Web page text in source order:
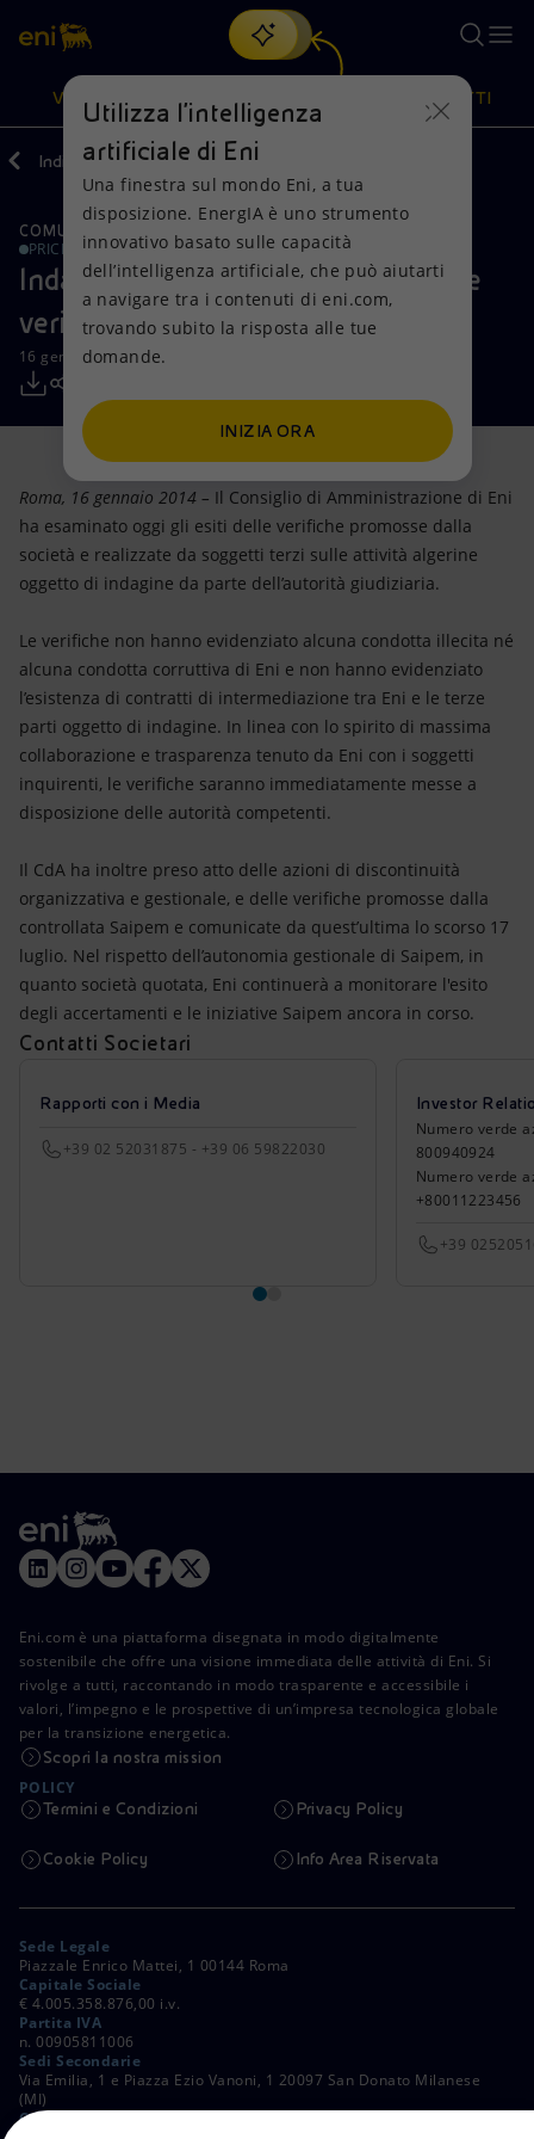
Cerca
scopri EnergIA, la nostra nuova soluzione di intelligenza
artificiale.
VISIONE
Visione
Mission e valori
Persone e Partnership
Net Zero
Modello satellitare
Energia accessibile
Innovazione
Scenari energetici
Azioni
Diversificazione energetica
Tecnologie per la transizione
Collaborazioni per l'innovazione
Attività nel mondo
PRODOTTI
Prodotti
Imprese
Mobilità
Indietro Media Comunicati Stampa
COMUNICAZIONI CDA
PRICE SENSITIVE
Indagini Algeria: CdA Eni esamina le
verifiche eseguite da soggetti terzi
16 gennaio 2014 - 14:37 CET
Roma, 16 gennaio 2014 – Il Consiglio di Amministrazione di Eni
ha esaminato oggi gli esiti delle verifiche promosse dalla
società e realizzate da soggetti terzi sulle attività algerine
oggetto di indagine da parte dell’autorità giudiziaria.
Le verifiche non hanno evidenziato alcuna condotta illecita né
alcuna condotta corruttiva di Eni e non hanno evidenziato
l’esistenza di contratti di intermediazione tra Eni e le terze
parti oggetto di indagine. In linea con lo spirito di massima
collaborazione e trasparenza tenuto da Eni con i soggetti
inquirenti, le verifiche saranno immediatamente messe a
disposizione delle autorità competenti.
Il CdA ha inoltre preso atto delle azioni di discontinuità
organizzativa e gestionale, e delle verifiche promosse dalla
controllata Saipem e comunicate da quest’ultima lo scorso 17
luglio. Nel rispetto dell’autonomia gestionale di Saipem, in
quanto società quotata, Eni continuerà a monitorare l'esito
degli accertamenti e le iniziative Saipem ancora in corso.
Contatti Societari
Rapporti con i Media
+39 02 52031875 - +39 06 59822030
Investor
Numero verde
800940924
Numero verde
+80011223456
+39
Eni.com è una piattaforma disegnata in modo digitalmente
sostenibile che offre una visione immediata delle attività di Eni. Si
rivolge a tutti, raccontando in modo trasparente e accessibile i
valori, l’impegno e le prospettive di un’impresa tecnologica globale
per la transizione energetica.
Scopri la nostra mission
POLICY
Termini e Condizioni Privacy Policy
Cookie Policy Info Area Riservata
Sede Legale
Piazzale Enrico Mattei, 1 00144 Roma
Capitale Sociale
€ 4.005.358.876,00 i.v.
Partita IVA
n. 00905811006
Sedi Secondarie
Via Emilia, 1 e Piazza Ezio Vanoni, 1 20097 San Donato Milanese
(MI)
C. Fiscale e Registro Imprese di Roma
Utilizza l'intelligenza
artificiale di Eni
Una finestra sul mondo Eni, a tua
disposizione. EnergIA è uno strumento
innovativo basato sulle capacità
dell’intelligenza artificiale, che può aiutarti
a navigare tra i contenuti di eni.com,
trovando subito la risposta alle tue
domande.
INIZIA ORA